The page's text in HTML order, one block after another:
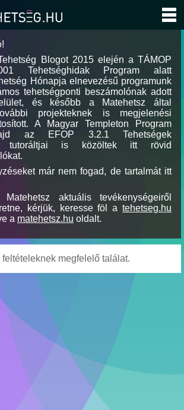
Blogot 2015 elején a TÁMOP
Tehetséghidak Program alatt
Hónapja elnevezésű programunk
tehetségponti beszámolónak adott
és később a Matehetsz által
projekteknek is megjelenési
A Magyar Templeton Program
az EFOP 3.2.1 Tehetségek
tutoráltjai is közöltek itt rövid
már nem fogad, de tartalmát itt
aktuális tevékenységeiről
kérjük, keresse föl a tehetseg.hu
a matehetsz.hu oldalt.
megfelelő találat.